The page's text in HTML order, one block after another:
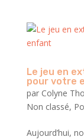
Le jeu en
pour votre
par Colyne
Non classé,
Aujourd’hui,